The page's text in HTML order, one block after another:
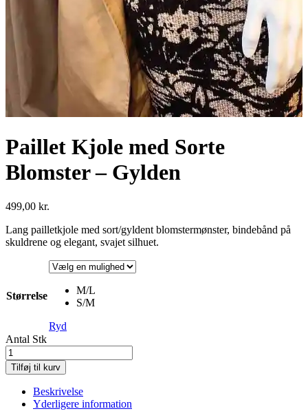
Paillet Kjole med Sorte
Blomster – Gylden
499,00 kr.
Lang pailletkjole med sort/gyldent blomstermønster, bindebånd på
skuldrene og elegant, svajet silhuet.
Størrelse
M/L
S/M
Ryd
Antal Stk
Tilføj til kurv
Beskrivelse
Yderligere information